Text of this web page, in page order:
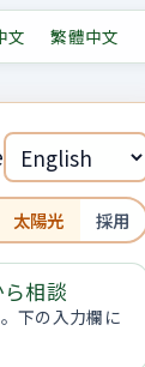
文 繁體中文
太陽光 採用
相談
下の入力欄に